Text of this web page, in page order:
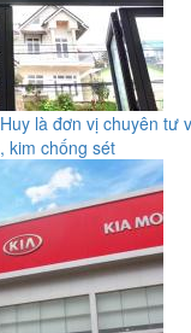
là đơn vị chuyên tư
kim chống sét